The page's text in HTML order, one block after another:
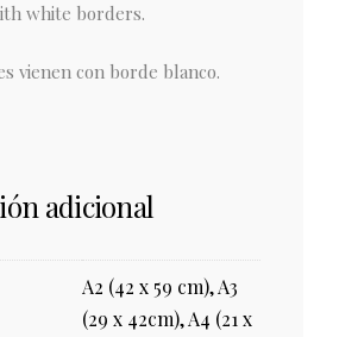
white borders.
vienen con borde blanco.
adicional
A2 (42 x 59 cm), A3
(29 x 42cm), A4 (21 x